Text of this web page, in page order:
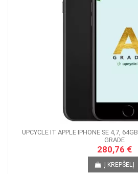
UPCYCLE IT APPLE IPHONE SE 4,7,
GRADE
280,76 €
Į KREPŠELĮ